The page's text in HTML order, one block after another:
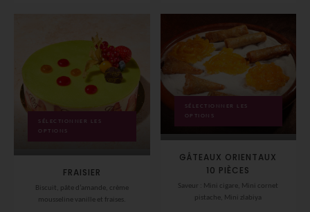
SÉLECTIONNER LES
OPTIONS
FRAISIER
Biscuit, pâte d’amande, crème
mousseline vanille et fraises.
SÉLECTIONNER LES
OPTIONS
GÂTEAUX ORIENTAUX
10 PIÈCES
Saveur : Mini cigare, Mini cornet
pistache, Mini zlabiya